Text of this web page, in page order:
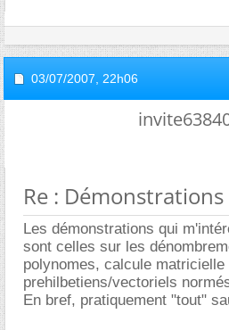
03/07/2007, 22h06
Re :
Les démonstrations qui
sont celles sur les
polynomes, calcule matricielle
prehilbetiens/vectoriels
En bref, pratiquement "tout"